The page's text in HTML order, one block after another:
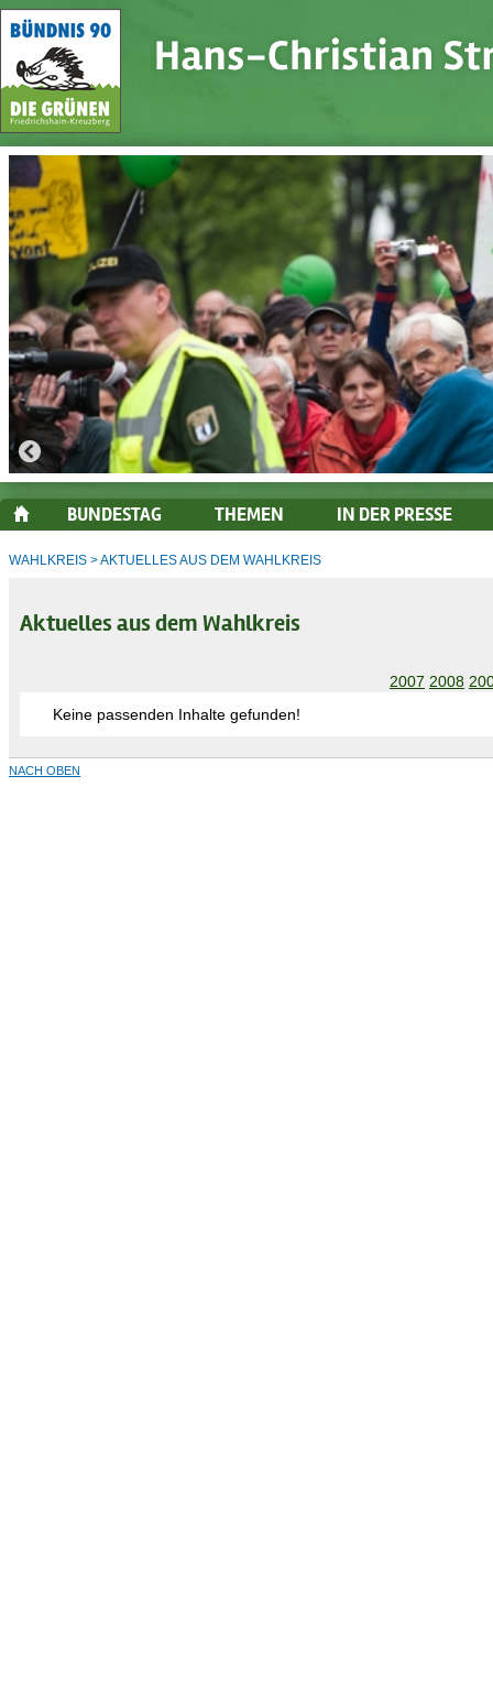
BUNDESTAG THEMEN IN DER PRESSE
WAHLKREIS >AKTUELLES AUS DEM WAHLKREIS
Aktuelles aus dem Wahlkreis
2007 2008
Keine passenden Inhalte gefunden!
NACH OBEN